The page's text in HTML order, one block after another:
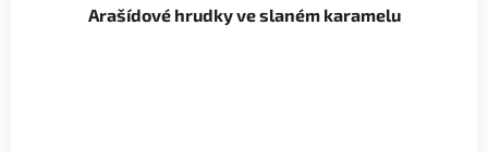
Arašídové hrudky ve slaném karamelu